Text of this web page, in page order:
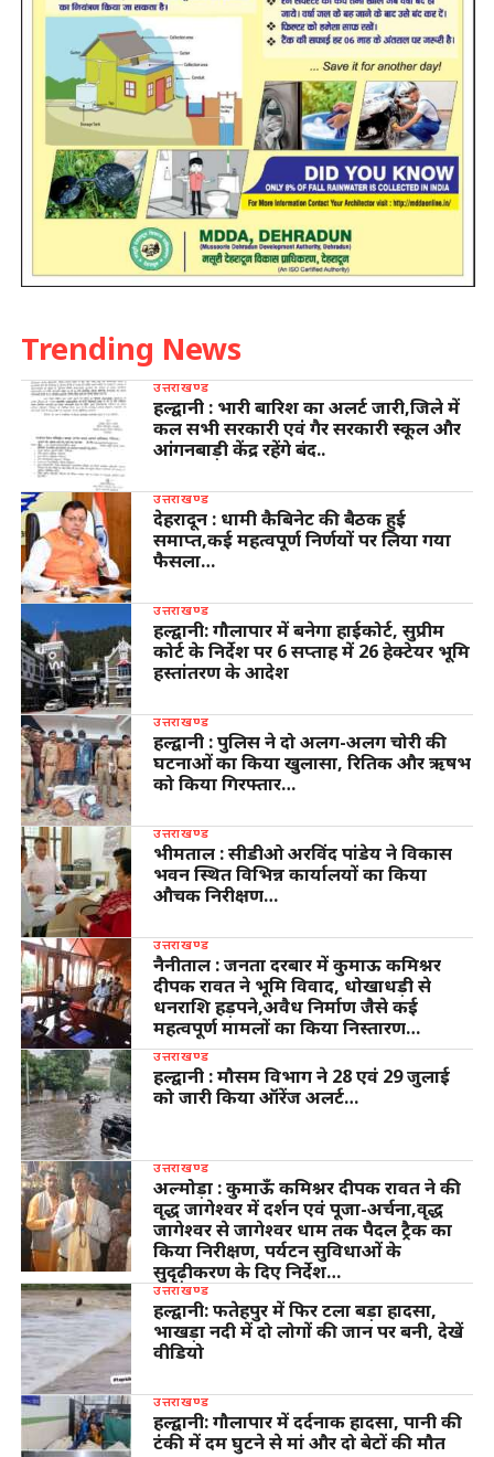
Trending News
उत्तराखण्ड
हल्द्वानी : भारी बारिश का अलर्ट जारी,जिले में
कल सभी सरकारी एवं गैर सरकारी स्कूल और
आंगनबाड़ी केंद्र रहेंगे बंद..
उत्तराखण्ड
देहरादून : धामी कैबिनेट की बैठक हुई
समाप्त,कई महत्वपूर्ण निर्णयों पर लिया गया
फैसला…
उत्तराखण्ड
हल्द्वानी: गौलापार में बनेगा हाईकोर्ट, सुप्रीम
कोर्ट के निर्देश पर 6 सप्ताह में 26 हेक्टेयर भूमि
हस्तांतरण के आदेश
उत्तराखण्ड
हल्द्वानी : पुलिस ने दो अलग-अलग चोरी की
घटनाओं का किया खुलासा, रितिक और ऋषभ
को किया गिरफ्तार…
उत्तराखण्ड
भीमताल : सीडीओ अरविंद पांडेय ने विकास
भवन स्थित विभिन्न कार्यालयों का किया
औचक निरीक्षण…
उत्तराखण्ड
नैनीताल : जनता दरबार में कुमाऊ कमिश्नर
दीपक रावत ने भूमि विवाद, धोखाधड़ी से
धनराशि हड़पने,अवैध निर्माण जैसे कई
महत्वपूर्ण मामलों का किया निस्तारण…
उत्तराखण्ड
हल्द्वानी : मौसम विभाग ने 28 एवं 29 जुलाई
को जारी किया ऑरेंज अलर्ट…
उत्तराखण्ड
अल्मोड़ा : कुमाऊँ कमिश्नर दीपक रावत ने की
वृद्ध जागेश्वर में दर्शन एवं पूजा-अर्चना,वृद्ध
जागेश्वर से जागेश्वर धाम तक पैदल ट्रैक का
किया निरीक्षण, पर्यटन सुविधाओं के
सुदृढ़ीकरण के दिए निर्देश…
उत्तराखण्ड
हल्द्वानी: फतेहपुर में फिर टला बड़ा हादसा,
भाखड़ा नदी में दो लोगों की जान पर बनी, देखें
वीडियो
उत्तराखण्ड
हल्द्वानी: गौलापार में दर्दनाक हादसा, पानी की
टंकी में दम घुटने से मां और दो बेटों की मौत